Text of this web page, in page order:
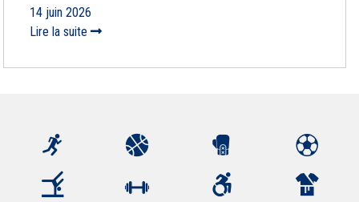
14 juin 2026
Lire la suite